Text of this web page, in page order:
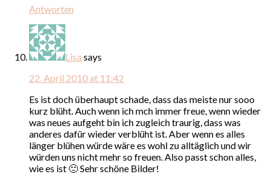
Antworten
Lisa says
22. April 2010 at 11:42
Es ist doch überhaupt schade, dass das meiste nur sooo
kurz blüht. Auch wenn ich mch immer freue, wenn wieder
was neues aufgeht bin ich zugleich traurig, dass was
anderes dafür wieder verblüht ist. Aber wenn es alles
länger blühen würde wäre es wohl zu alltäglich und wir
würden uns nicht mehr so freuen. Also passt schon alles,
wie es ist 🙂 Sehr schöne Bilder!